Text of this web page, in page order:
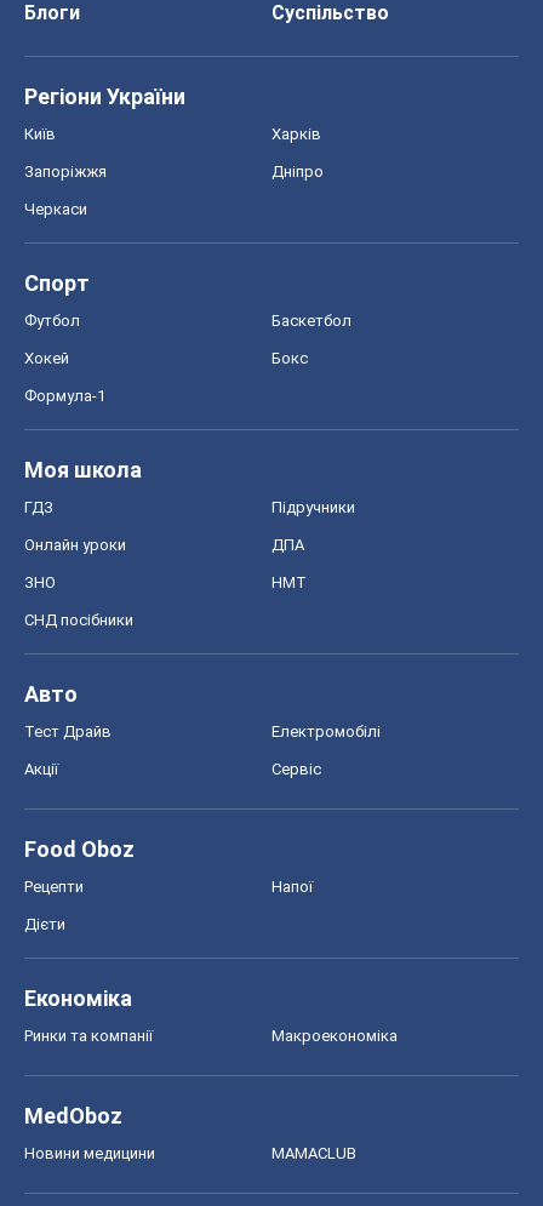
Блоги
Суспільство
Регіони України
Київ Харків
Запоріжжя Дніпро
Черкаси
Спорт
Футбол Баскетбол
Хокей Бокс
Формула-1
Моя школа
ГДЗ Підручники
Онлайн уроки ДПА
ЗНО НМТ
СНД посібники
Авто
Тест Драйв Електромобілі
Акції Сервіс
Food Oboz
Рецепти Напої
Дієти
Економіка
Ринки та компанії Макроекономіка
MedOboz
Новини медицини MAMACLUB